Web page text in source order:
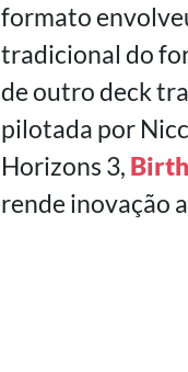
formato
tradicional do
de outro deck
pilotada por
Horizons 3,
rende inovação